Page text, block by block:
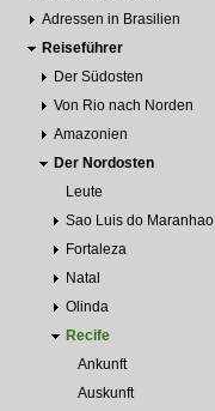
Adressen in Brasilien
Reiseführer
Der Südosten
Von Rio nach Norden
Amazonien
Der Nordosten
Leute
Sao Luis do Maranhao
Fortaleza
Natal
Olinda
Recife
Ankunft
Auskunft